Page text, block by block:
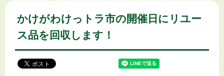
かけがわけっトラ市の開催日にリユー
ス品を回収します！